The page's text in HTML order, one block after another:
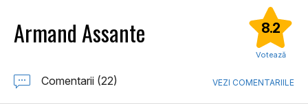
Armand Assante 8.2
Votează
Comentarii (22) VEZI COMENTARIILE